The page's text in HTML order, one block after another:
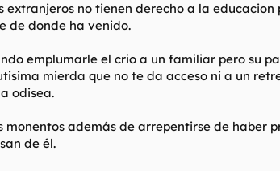
extranjeros no tienen derecho a la
de donde ha venido.
emplumarle el crio a un familiar pero su
mierda que no te da acceso ni a un
odisea.
monentos además de arrepentirse de
de él.